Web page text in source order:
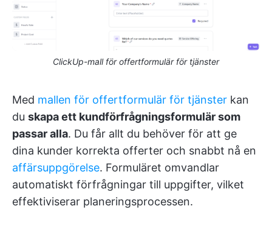
ClickUp-mall för offertformulär för tjänster
Med mallen för offertformulär för tjänster kan
du skapa ett kundförfrågningsformulär som
passar alla. Du får allt du behöver för att ge
dina kunder korrekta offerter och snabbt nå en
affärsuppgörelse. Formuläret omvandlar
automatiskt förfrågningar till uppgifter, vilket
effektiviserar planeringsprocessen.